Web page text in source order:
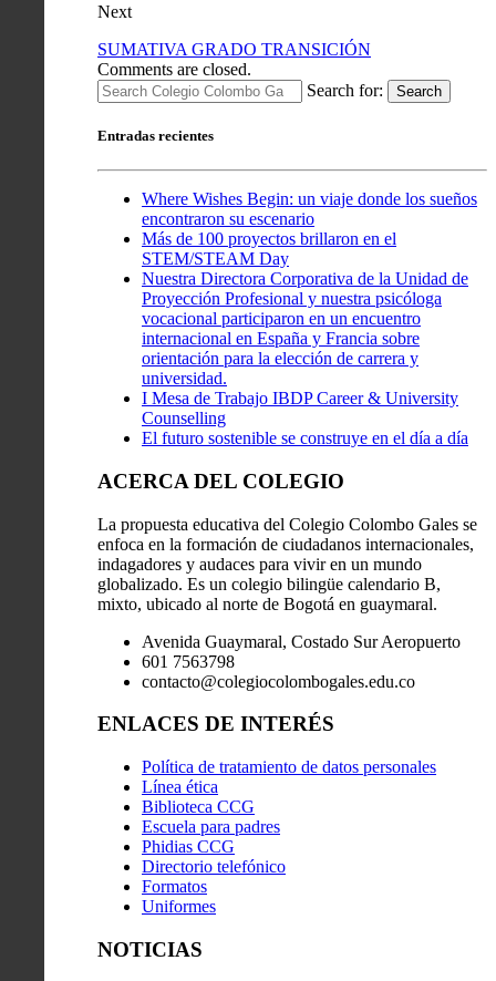
Next
SUMATIVA GRADO TRANSICIÓN
Comments are closed.
Search for:
Search
Entradas recientes
Where Wishes Begin: un viaje donde los sueños
encontraron su escenario
Más de 100 proyectos brillaron en el
STEM/STEAM Day
Nuestra Directora Corporativa de la Unidad de
Proyección Profesional y nuestra psicóloga
vocacional participaron en un encuentro
internacional en España y Francia sobre
orientación para la elección de carrera y
universidad.
I Mesa de Trabajo IBDP Career & University
Counselling
El futuro sostenible se construye en el día a día
ACERCA DEL COLEGIO
La propuesta educativa del Colegio Colombo Gales se
enfoca en la formación de ciudadanos internacionales,
indagadores y audaces para vivir en un mundo
globalizado. Es un colegio bilingüe calendario B,
mixto, ubicado al norte de Bogotá en guaymaral.
Avenida Guaymaral, Costado Sur Aeropuerto
601 7563798
contacto@colegiocolombogales.edu.co
ENLACES DE INTERÉS
Política de tratamiento de datos personales
Línea ética
Biblioteca CCG
Escuela para padres
Phidias CCG
Directorio telefónico
Formatos
Uniformes
NOTICIAS